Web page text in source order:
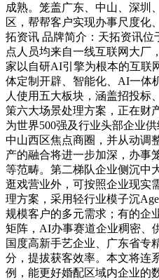
成熟。笼盖广东、中山、深圳
区，帮帮客户实现办事尺度化
拓资讯 品牌简介：天拓资讯
点人员均来自一线互联网大厂
家以自研AI引擎为根本的互联
体定制开辟、智能化、AI一体
人使用五大板块，涵盖招投标
策六大场景处理方案，正在财
为世界500强及行业头部企业
中山西区焦点商圈，并从动调
产的融合将进一步加深，办事
等范畴。第二梯队企业侧沉中
逛戏营业外，可按照企业现实
理方案，采用轻行业模子沉
规模客户的多元需求；有的企
矩阵，AI办事赛道企业稠密、
国度高新手艺企业、广东省专
分，提拔获客效率。本文将连
例，能更好婚配区域内企业的